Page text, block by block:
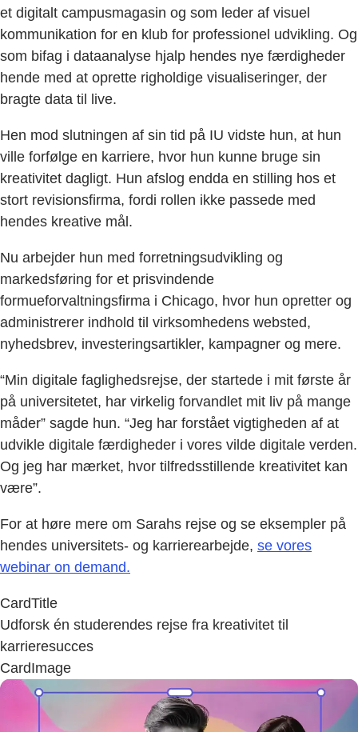
et digitalt campusmagasin og som leder af visuel
kommunikation for en klub for professionel udvikling. Og
som bifag i dataanalyse hjalp hendes nye færdigheder
hende med at oprette righoldige visualiseringer, der
bragte data til live.
Hen mod slutningen af sin tid på IU vidste hun, at hun
ville forfølge en karriere, hvor hun kunne bruge sin
kreativitet dagligt. Hun afslog endda en stilling hos et
stort revisionsfirma, fordi rollen ikke passede med
hendes kreative mål.
Nu arbejder hun med forretningsudvikling og
markedsføring for et prisvindende
formueforvaltningsfirma i Chicago, hvor hun opretter og
administrerer indhold til virksomhedens websted,
nyhedsbrev, investeringsartikler, kampagner og mere.
“Min digitale faglighedsrejse, der startede i mit første år
på universitetet, har virkelig forvandlet mit liv på mange
måder” sagde hun. “Jeg har forstået vigtigheden af at
udvikle digitale færdigheder i vores vilde digitale verden.
Og jeg har mærket, hvor tilfredsstillende kreativitet kan
være”.
For at høre mere om Sarahs rejse og se eksempler på
hendes universitets- og karrierearbejde, se vores
webinar on demand.
CardTitle
Udforsk én studerendes rejse fra kreativitet til
karrieresucces
CardImage